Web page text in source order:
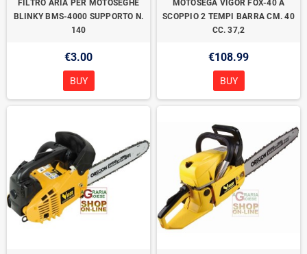
FILTRO ARIA PER MOTOSEGHE
BLINKY BMS-4000 SUPPORTO N.
140
€3.00
BUY
MOTOSEGA VIGOR FOX-40 A
SCOPPIO 2 TEMPI BARRA CM. 40
CC. 37,2
€108.99
BUY